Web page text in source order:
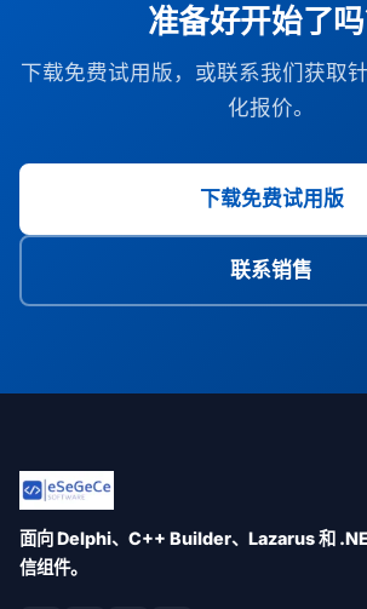
准备好开始了吗
下载免费试用版，或联系我们获取
化报价。
下载免费试用版
联系销售
面向 Delphi、C++ Builder、Lazarus 和
信组件。